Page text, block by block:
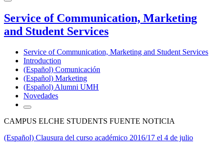
Service of Communication, Marketing
and Student Services
Service of Communication, Marketing and Student Services
Introduction
(Español) Comunicación
(Español) Marketing
(Español) Alumni UMH
Novedades
CAMPUS ELCHE STUDENTS FUENTE NOTICIA
(Español) Clausura del curso académico 2016/17 el 4 de julio